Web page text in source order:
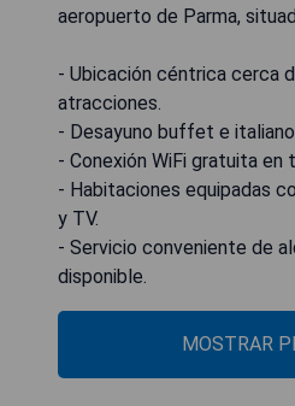
aeropuerto de Parma,
- Ubicación céntrica cerca
atracciones.
- Desayuno buffet e italiano
- Conexión WiFi gratuita en
- Habitaciones equipadas
y TV.
- Servicio conveniente de
disponible.
MOSTRAR